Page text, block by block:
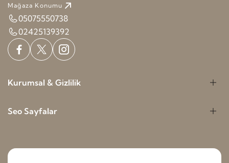
Mağaza Konumu
05075550738
02425139392
Kurumsal & Gizlilik
Seo Sayfalar